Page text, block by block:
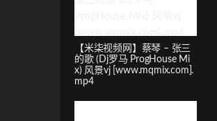
【米柒视频网】蔡琴 – 张三
的歌 (Dj罗马 ProgHouse Mi
x) 风景vj [www.mqmix.com].
mp4